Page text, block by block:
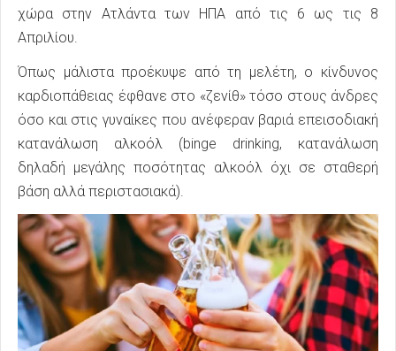
χώρα στην Ατλάντα των ΗΠΑ από τις 6 ως τις 8
Απριλίου.
Όπως μάλιστα προέκυψε από τη μελέτη, ο κίνδυνος
καρδιοπάθειας έφθανε στο «ζενίθ» τόσο στους άνδρες
όσο και στις γυναίκες που ανέφεραν βαριά επεισοδιακή
κατανάλωση αλκοόλ (binge drinking, κατανάλωση
δηλαδή μεγάλης ποσότητας αλκοόλ όχι σε σταθερή
βάση αλλά περιστασιακά).